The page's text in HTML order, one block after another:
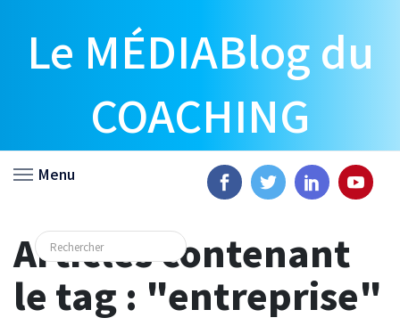
Le MÉDIABlog du
COACHING
Menu
Articles contenant
le tag : "entreprise"